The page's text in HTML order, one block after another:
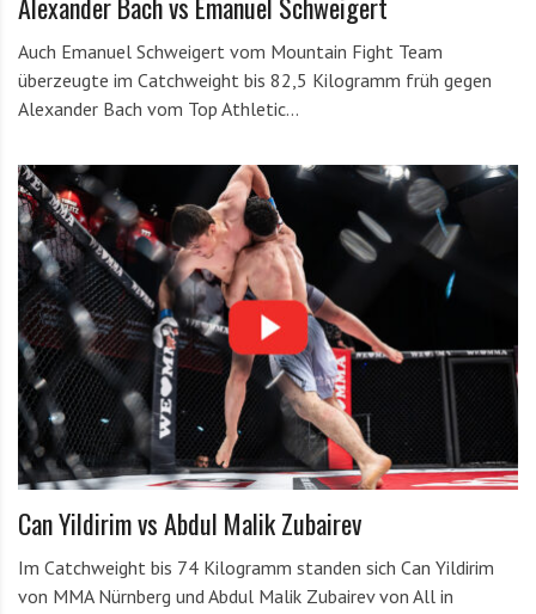
Auch Emanuel Schweigert vom Mountain Fight Team
überzeugte im Catchweight bis 82,5 Kilogramm früh gegen
Alexander Bach vom Top Athletic…
Can Yildirim vs Abdul Malik Zubairev
Im Catchweight bis 74 Kilogramm standen sich Can Yildirim
von MMA Nürnberg und Abdul Malik Zubairev von All in